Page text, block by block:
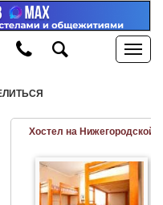
Хостел на Нижегородской